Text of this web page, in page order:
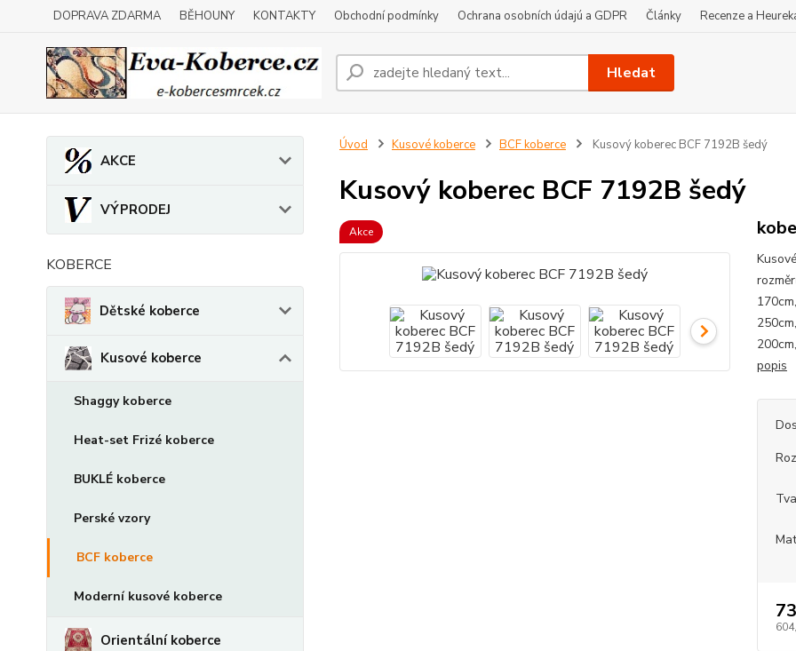
DOPRAVA ZDARMA BĚHOUNY KONTAKTY Obchodní podmínky Ochrana osobních údajú a GDPR Články Recenze a
Hledat
AKCE
VÝPRODEJ
KOBERCE
Dětské koberce
Kusové koberce
Shaggy koberce
Heat-set Frizé koberce
BUKLÉ koberce
Perské vzory
BCF koberce
Moderní kusové koberce
Orientální koberce
Úvod Kusové koberce BCF koberce Kusový koberec BCF 7192B šedý
Kusový koberec BCF 7192B šedý
Akce
popis